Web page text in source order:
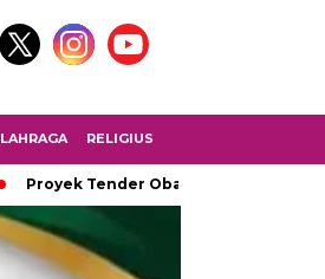
RELIGIUS
Obat 2,2 Miliar Tidak Melalui